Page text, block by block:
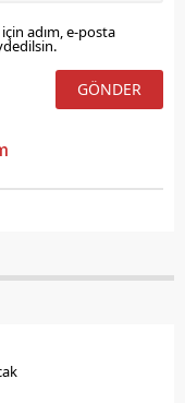
adım, e-posta